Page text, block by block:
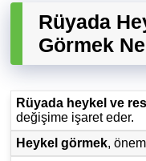
Rüyada
Görmek
Rüyada heykel ve
değişime işaret eder.
Heykel görmek,